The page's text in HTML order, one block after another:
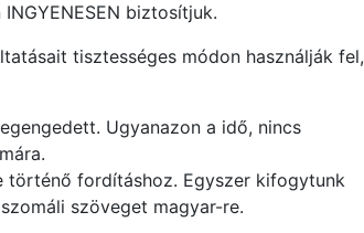
biztosítjuk.
tisztességes módon használják fel,
Ugyanazon a idő, nincs
történő fordításhoz. Egyszer kifogytunk
szöveget magyar-re.